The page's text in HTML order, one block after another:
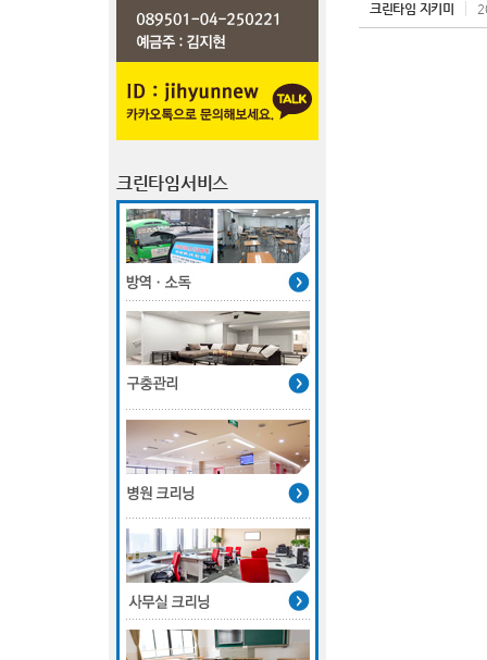
크린타임서비스
크린타임 지키미